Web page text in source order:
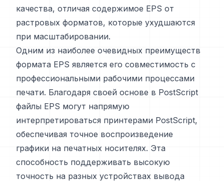
качества, отличая содержимое EPS от
растровых форматов, которые ухудшаются
при масштабировании.
Одним из наиболее очевидных преимуществ
формата EPS является его совместимость с
профессиональными рабочими процессами
печати. Благодаря своей основе в PostScript
файлы EPS могут напрямую
интерпретироваться принтерами PostScript,
обеспечивая точное воспроизведение
графики на печатных носителях. Эта
способность поддерживать высокую
точность на разных устройствах вывода